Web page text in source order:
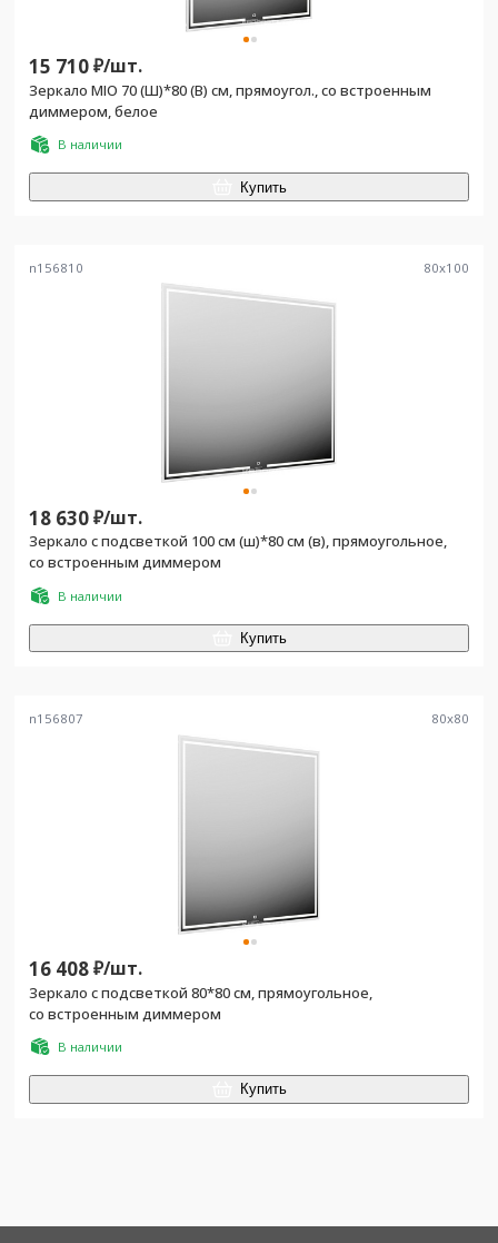
15 710₽/шт.
Зеркало MIO 70 (Ш)*80 (В) см, прямоугол., со встроенным
диммером, белое
В наличии
Купить
n156810 80x100
18 630₽/шт.
Зеркало с подсветкой 100 см (ш)*80 см (в), прямоугольное,
со встроенным диммером
В наличии
Купить
n156807 80x80
16 408₽/шт.
Зеркало с подсветкой 80*80 см, прямоугольное,
со встроенным диммером
В наличии
Купить